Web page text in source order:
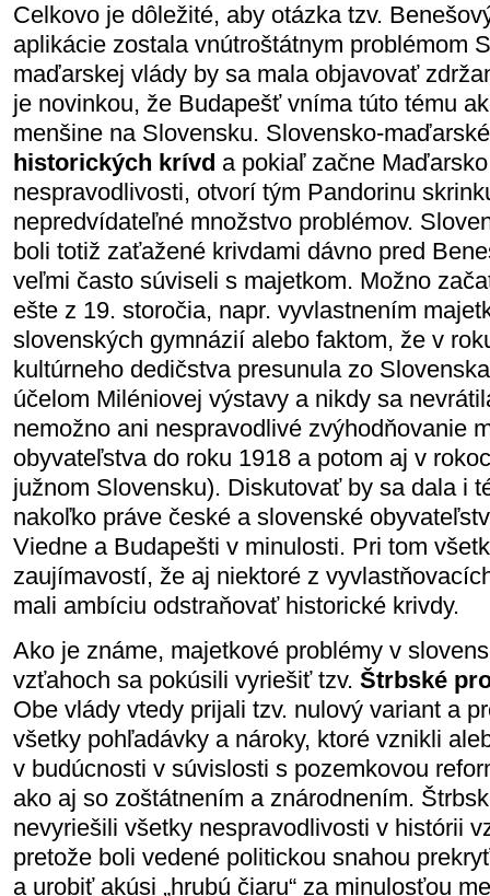
Celkovo je dôležité, aby otázka tzv.
aplikácie zostala vnútroštátnym problémom
maďarskej vlády by sa mala objavovať
je novinkou, že Budapešť vníma túto tému
menšine na Slovensku. Slovensko-
historických krívd a pokiaľ začne
nespravodlivosti, otvorí tým Pandorinu
nepredvídateľné množstvo problémov.
boli totiž zaťažené krivdami dávno pred
veľmi často súviseli s majetkom. Možno
ešte z 19. storočia, napr. vyvlastnením
slovenských gymnázií alebo faktom, že v
kultúrneho dedičstva presunula zo
účelom Miléniovej výstavy a nikdy sa
nemožno ani nespravodlivé zvýhodňovanie
obyvateľstva do roku 1918 a potom aj v
južnom Slovensku). Diskutovať by sa dala i
nakoľko práve české a slovenské
Viedne a Budapešti v minulosti. Pri tom
zaujímavostí, že aj niektoré z
mali ambíciu odstraňovať historické krivdy.
Ako je známe, majetkové problémy v
vzťahoch sa pokúsili vyriešiť tzv. Štrbské
Obe vlády vtedy prijali tzv. nulový variant a
všetky pohľadávky a nároky, ktoré vznikli
v budúcnosti v súvislosti s pozemkovou
ako aj so zoštátnením a znárodnením.
nevyriešili všetky nespravodlivosti v histórii
pretože boli vedené politickou snahou
a urobiť akúsi „hrubú čiaru“ za minulosťou